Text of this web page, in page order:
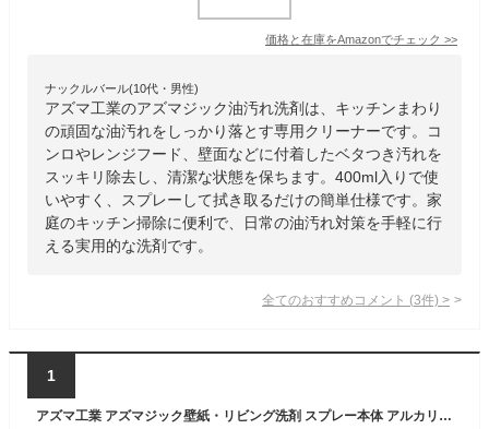
価格と在庫をAmazonでチェック >>
ナックルバール(10代・男性)
アズマ工業のアズマジック油汚れ洗剤は、キッチンまわり
の頑固な油汚れをしっかり落とす専用クリーナーです。コ
ンロやレンジフード、壁面などに付着したベタつき汚れを
スッキリ除去し、清潔な状態を保ちます。400ml入りで使
いやすく、スプレーして拭き取るだけの簡単仕様です。家
庭のキッチン掃除に便利で、日常の油汚れ対策を手軽に行
える実用的な洗剤です。
全てのおすすめコメント (3件) >
1
アズマ工業 アズマジック壁紙・リビング洗剤 スプレー本体 アルカリ性 壁紙の汚れをスッキリ落とす！ プロ推奨強力洗剤 手アカ 黒ズミ ヤニ クレヨン 油はね 400ml CH896